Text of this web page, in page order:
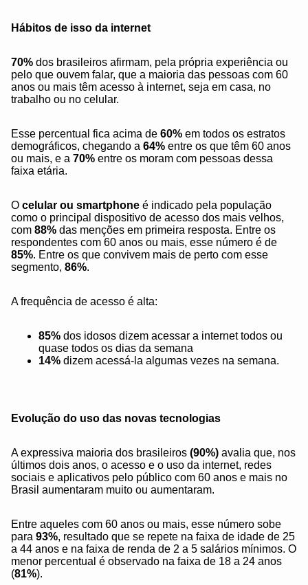
Hábitos de isso da internet
70% dos brasileiros afirmam, pela própria experiência ou
pelo que ouvem falar, que a maioria das pessoas com 60
anos ou mais têm acesso à internet, seja em casa, no
trabalho ou no celular.
Esse percentual fica acima de 60% em todos os estratos
demográficos, chegando a 64% entre os que têm 60 anos
ou mais, e a 70% entre os moram com pessoas dessa
faixa etária.
O celular ou smartphone é indicado pela população
como o principal dispositivo de acesso dos mais velhos,
com 88% das menções em primeira resposta. Entre os
respondentes com 60 anos ou mais, esse número é de
85%. Entre os que convivem mais de perto com esse
segmento, 86%.
A frequência de acesso é alta:
85% dos idosos dizem acessar a internet todos ou
quase todos os dias da semana
14% dizem acessá-la algumas vezes na semana.
Evolução do uso das novas tecnologias
A expressiva maioria dos brasileiros (90%) avalia que, nos
últimos dois anos, o acesso e o uso da internet, redes
sociais e aplicativos pelo público com 60 anos e mais no
Brasil aumentaram muito ou aumentaram.
Entre aqueles com 60 anos ou mais, esse número sobe
para 93%, resultado que se repete na faixa de idade de 25
a 44 anos e na faixa de renda de 2 a 5 salários mínimos. O
menor percentual é observado na faixa de 18 a 24 anos
(81%).